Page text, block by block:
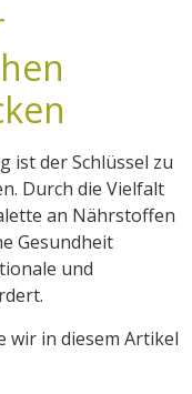
ist der Schlüssel zu
Durch die Vielfalt
an Nährstoffen
Gesundheit
und
wir in diesem Artikel